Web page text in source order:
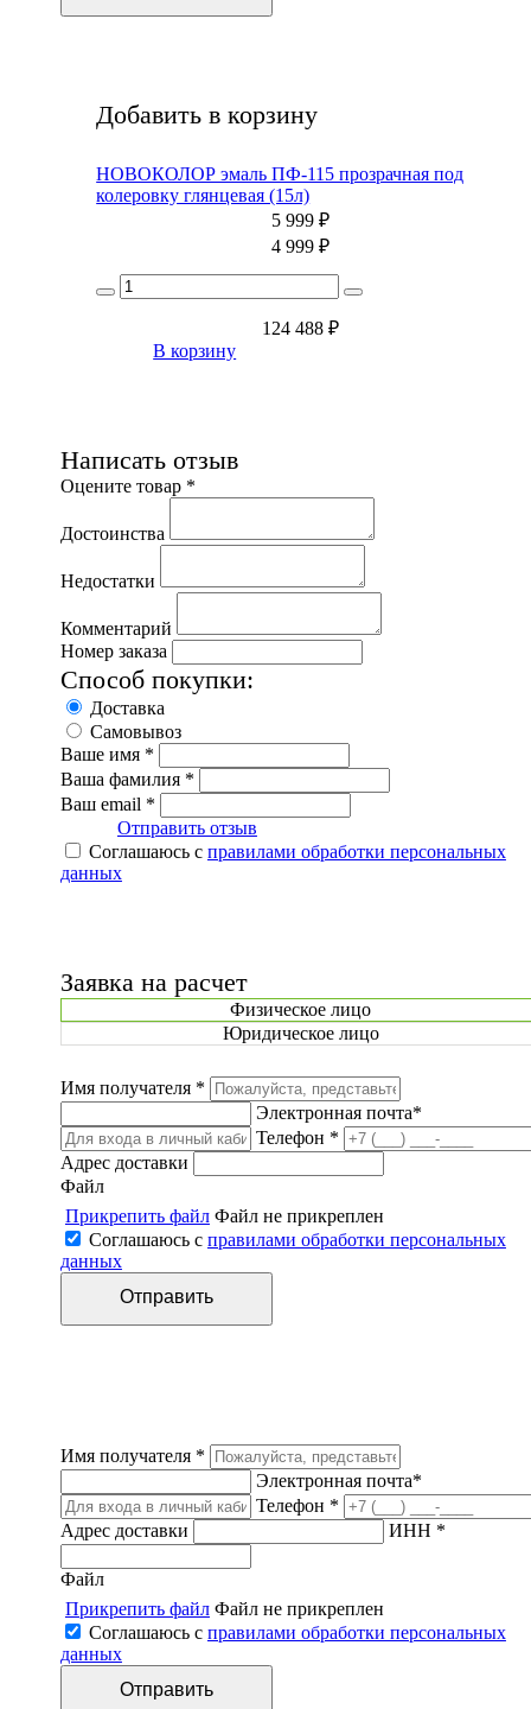
Добавить в корзину
НОВОКОЛОР эмаль ПФ-115 прозрачная под
колеровку глянцевая (15л)
5 999 ₽
4 999 ₽
124 488 ₽
В корзину
Написать отзыв
Оцените товар *
Достоинства
Недостатки
Комментарий
Номер заказа
Способ покупки:
Доставка
Самовывоз
Ваше имя *
Ваша фамилия *
Ваш email *
Отправить отзыв
Соглашаюсь с правилами обработки персональных
данных
Заявка на расчет
Физическое лицо
Юридическое лицо
Имя получателя *
Электронная почта*
Телефон *
Адрес доставки
Файл
Прикрепить файл Файл не прикреплен
Соглашаюсь с правилами обработки персональных
данных
Имя получателя *
Электронная почта*
Телефон *
Адрес доставки
ИНН *
Файл
Прикрепить файл Файл не прикреплен
Соглашаюсь с правилами обработки персональных
данных